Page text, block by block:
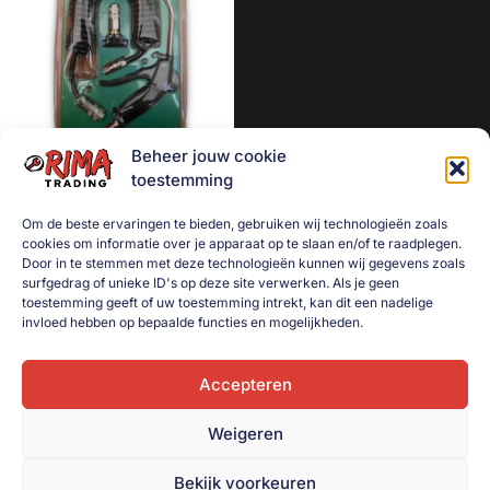
Beheer jouw cookie
toestemming
Om de beste ervaringen te bieden, gebruiken wij technologieën zoals
cookies om informatie over je apparaat op te slaan en/of te raadplegen.
Door in te stemmen met deze technologieën kunnen wij gegevens zoals
surfgedrag of unieke ID's op deze site verwerken. Als je geen
toestemming geeft of uw toestemming intrekt, kan dit een nadelige
invloed hebben op bepaalde functies en mogelijkheden.
Accepteren
Weigeren
Bekijk voorkeuren
Aanhanger onderdelen
Afzetmateriaal
Automotive
Bakken
Bakken gebruikt
Dieren
Elektra
Gereedschap
Indoor Plants
Luchtpistool met 5 Meter
15,00
Toevoegen aan
winkelwagen